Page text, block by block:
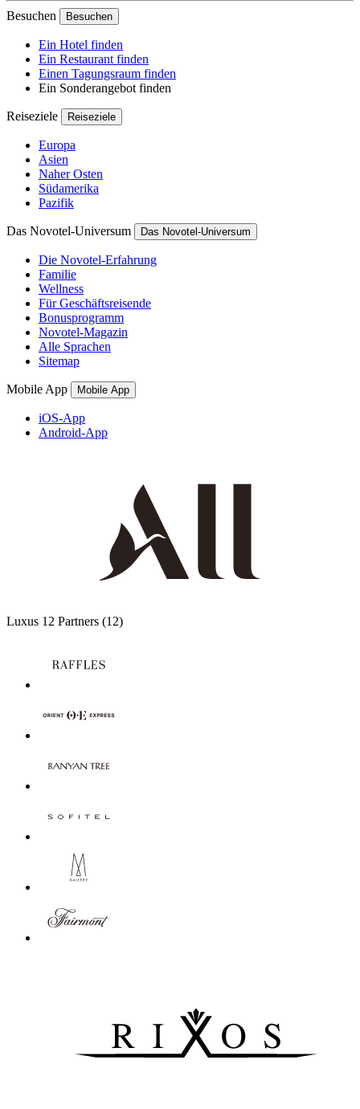
Besuchen Besuchen
Ein Hotel finden
Ein Restaurant finden
Einen Tagungsraum finden
Ein Sonderangebot finden
Reiseziele Reiseziele
Europa
Asien
Naher Osten
Südamerika
Pazifik
Das Novotel-Universum Das Novotel-Universum
Die Novotel-Erfahrung
Familie
Wellness
Für Geschäftsreisende
Bonusprogramm
Novotel-Magazin
Alle Sprachen
Sitemap
Mobile App Mobile App
iOS-App
Android-App
Luxus 12 Partners (12)